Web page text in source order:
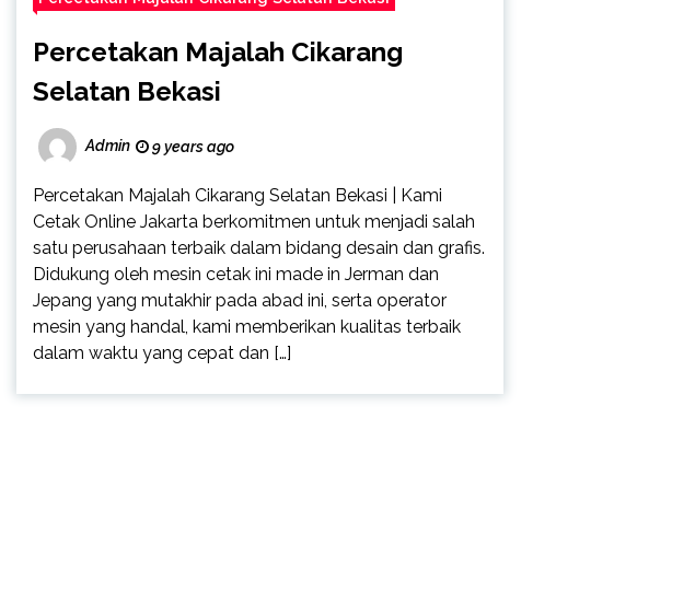
Percetakan Majalah Cikarang
Selatan Bekasi
Admin 9 years ago
Percetakan Majalah Cikarang Selatan Bekasi | Kami
Cetak Online Jakarta berkomitmen untuk menjadi salah
satu perusahaan terbaik dalam bidang desain dan grafis.
Didukung oleh mesin cetak ini made in Jerman dan
Jepang yang mutakhir pada abad ini, serta operator
mesin yang handal, kami memberikan kualitas terbaik
dalam waktu yang cepat dan […]